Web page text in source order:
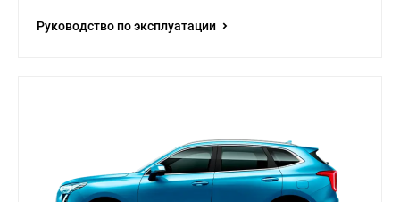
Руководство по эксплуатации